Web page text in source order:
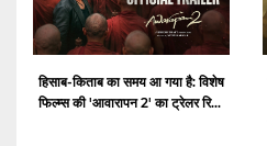
हिसाब-किताब का समय आ गया है: विशेष
फिल्म्स की 'आवारापन 2' का ट्रेलर रि...